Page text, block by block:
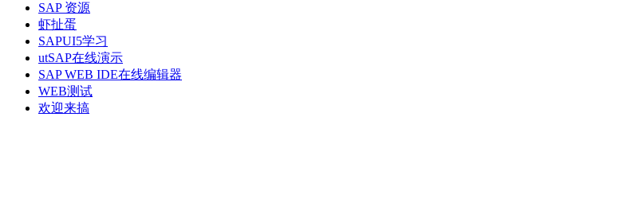
SAP 资源
虾扯蛋
SAPUI5学习
utSAP在线演示
SAP WEB IDE在线编辑器
WEB测试
欢迎来搞